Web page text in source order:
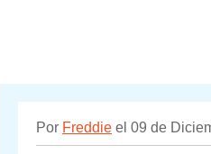
Por Freddie el 09 de